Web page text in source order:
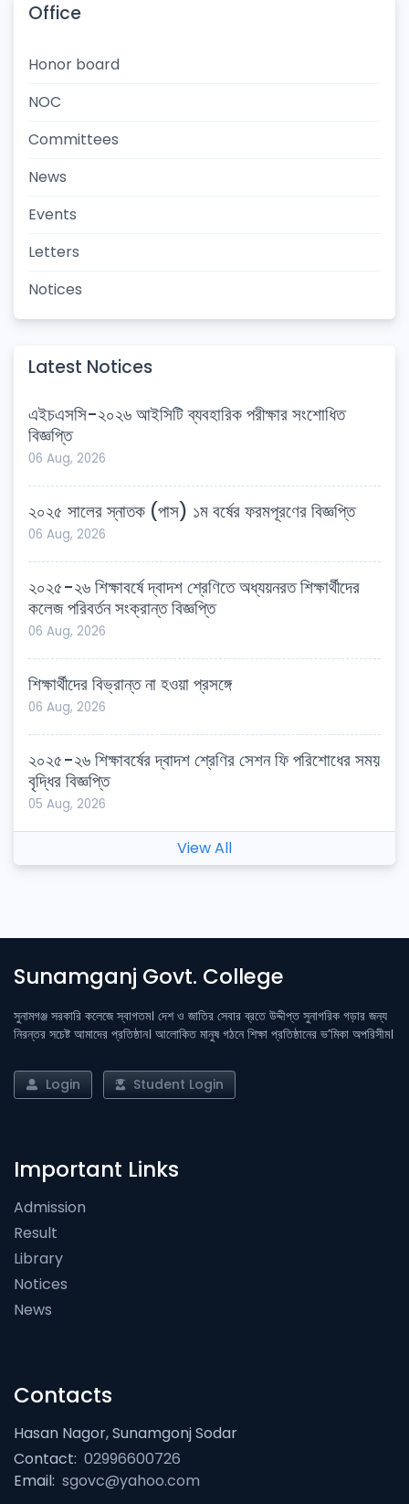
Office
Honor board
NOC
Committees
News
Events
Letters
Notices
Latest Notices
এইচএসসি-২০২৬ আইসিটি ব্যবহারিক পরীক্ষার সংশোধিত
বিজ্ঞপ্তি
06 Aug, 2026
২০২৫ সালের স্নাতক (পাস) ১ম বর্ষের ফরমপূরণের বিজ্ঞপ্তি
06 Aug, 2026
২০২৫-২৬ শিক্ষাবর্ষে দ্বাদশ শ্রেণিতে অধ্যয়নরত শিক্ষার্থীদের
কলেজ পরিবর্তন সংক্রান্ত বিজ্ঞপ্তি
06 Aug, 2026
শিক্ষার্থীদের বিভ্রান্ত না হওয়া প্রসঙ্গে
06 Aug, 2026
২০২৫-২৬ শিক্ষাবর্ষের দ্বাদশ শ্রেণির সেশন ফি পরিশোধের সময়
বৃদ্ধির বিজ্ঞপ্তি
05 Aug, 2026
View All
Sunamganj Govt. College
সুনামগঞ্জ সরকারি কলেজে স্বাগতম। দেশ ও জাতির সেবার ব্রতে উদ্দীপ্ত সুনাগরিক গড়ার জন্য
নিরন্তর সচেষ্ট আমাদের প্রতিষ্ঠান। আলোকিত মানুষ গঠনে শিক্ষা প্রতিষ্ঠানের ভ’মিকা অপরিসীম।
Login Student Login
Important Links
Admission
Result
Library
Notices
News
Contacts
Hasan Nagor, Sunamgonj Sodar
Contact: 02996600726
Email: sgovc@yahoo.com